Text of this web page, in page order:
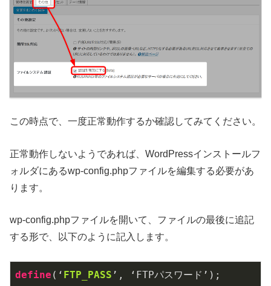
この時点で、一度正常動作するか確認してみてください。
正常動作しないようであれば、WordPressインストールフ
ォルダにあるwp-config.phpファイルを編集する必要があ
ります。
wp-config.phpファイルを開いて、ファイルの最後に追記
する形で、以下のように記入します。
define (‘ FTP_PASS ’, ‘FTPパスワード’);